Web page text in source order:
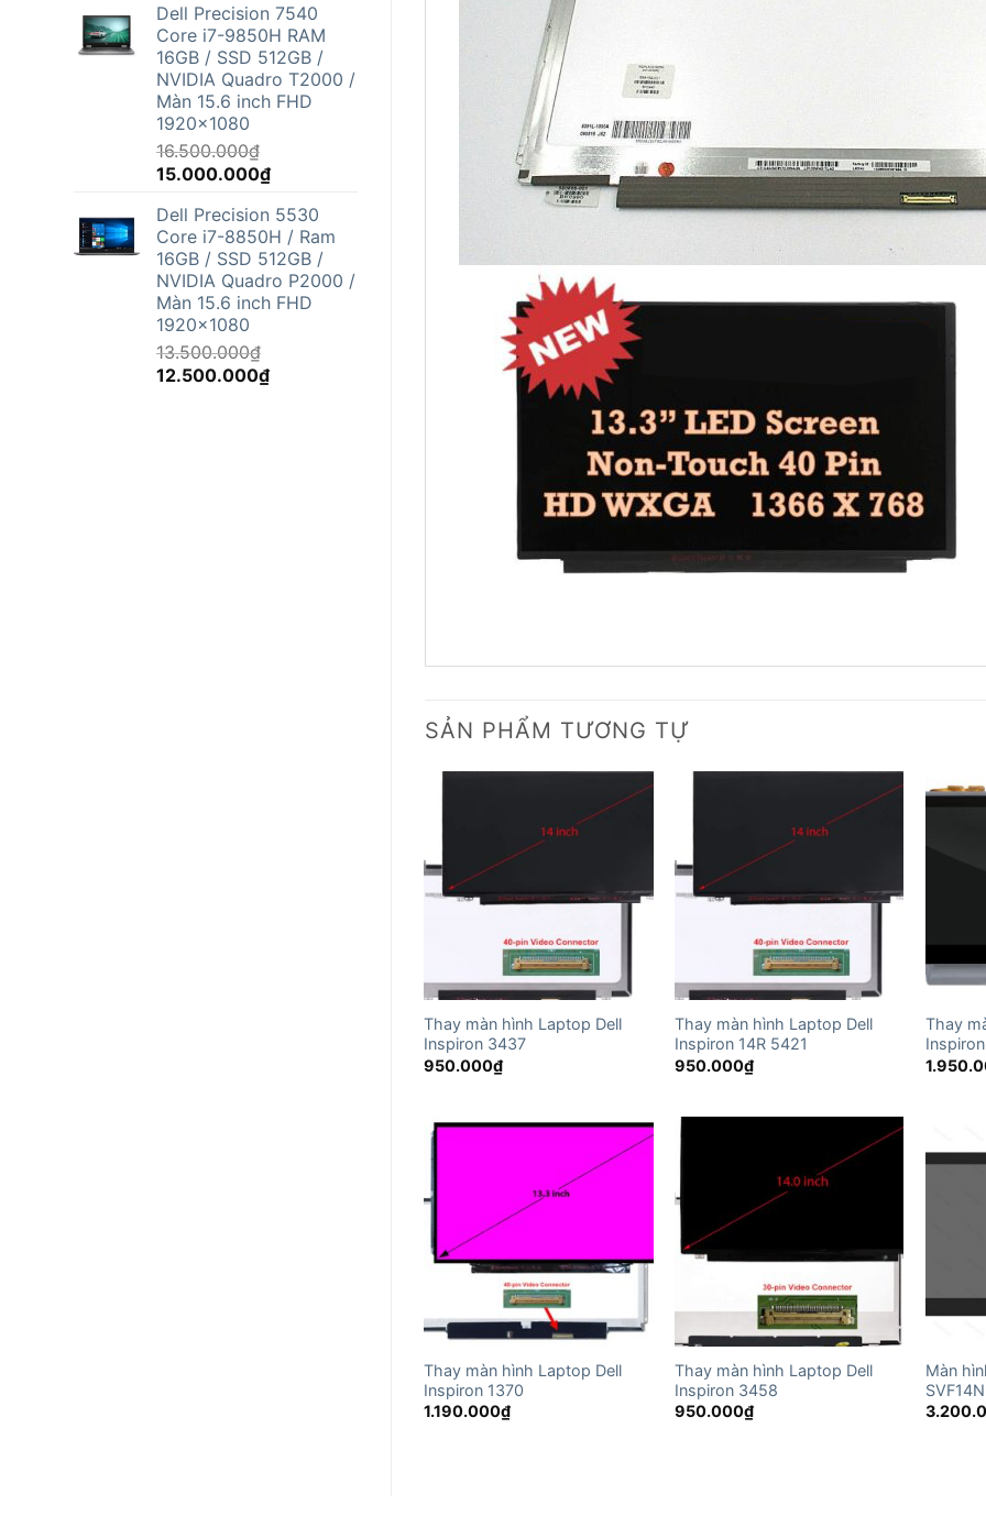
là:
13.500.000₫.
tại
là:
12.500.000₫.
Dell Precision 7540
Core i7-9850H RAM
16GB / SSD 512GB /
NVIDIA Quadro T2000 /
Màn 15.6 inch FHD
1920x1080
16.500.000₫
Giá
là:
16.500.000₫.
15.000.000₫Giá
tại
là:
15.000.000₫.
Dell Precision 5530
Core i7-8850H / Ram
16GB / SSD 512GB /
NVIDIA Quadro P2000 /
Màn 15.6 inch FHD
1920x1080
13.500.000₫
Giá
12.500.000₫Giá
SẢN PHẨM TƯƠNG TỰ
Thay màn hình Laptop Dell
Inspiron 3437
950.000₫
Thay màn hình Laptop Dell
Inspiron 14R 5421
950.000₫
Thay
Thay màn hình Laptop Dell
Inspiron 1370
1.190.000₫
Thay màn hình Laptop Dell
Inspiron 3458
950.000₫
Màn
SVF14N